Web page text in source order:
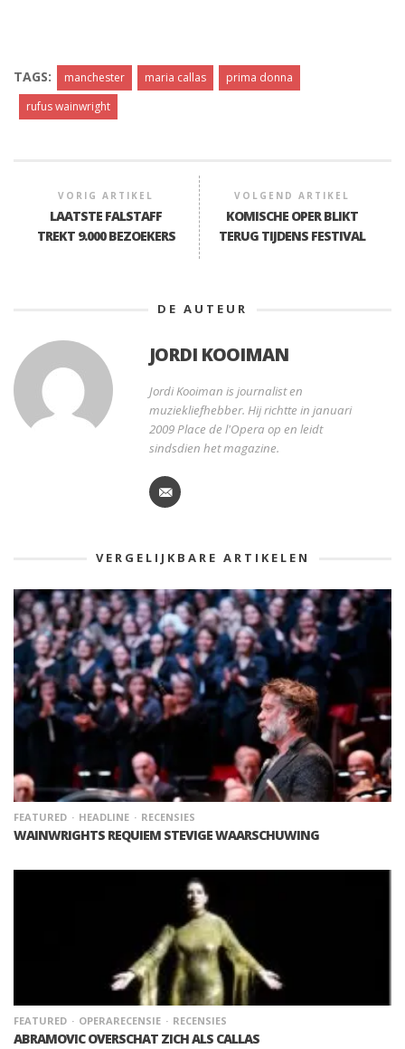
TAGS: manchester maria callas
prima donna
rufus wainwright
VORIG ARTIKEL
LAATSTE FALSTAFF
TREKT 9.000 BEZOEKERS
VOLGEND ARTIKEL
KOMISCHE OPER BLIKT
TERUG TIJDENS FESTIVAL
DE AUTEUR
JORDI KOOIMAN
Jordi Kooiman is journalist en
muziekliefhebber. Hij richtte in januari
2009 Place de l'Opera op en leidt
sindsdien het magazine.
VERGELIJKBARE ARTIKELEN
FEATURED HEADLINE RECENSIES
WAINWRIGHTS REQUIEM STEVIGE WAARSCHUWING
FEATURED OPERARECENSIE RECENSIES
ABRAMOVIC OVERSCHAT ZICH ALS CALLAS